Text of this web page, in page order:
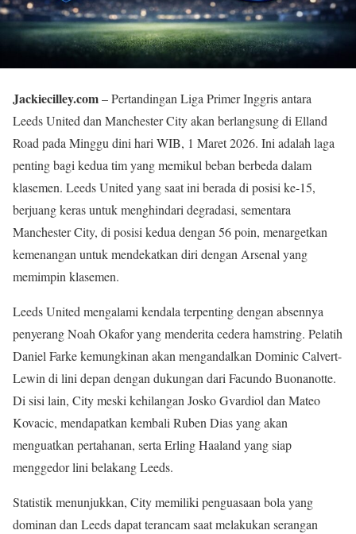
Jackiecilley.com– Pertandingan Liga Primer Inggris antara
Leeds United dan Manchester City akan berlangsung di Elland
Road pada Minggu dini hari WIB, 1 Maret 2026. Ini adalah laga
penting bagi kedua tim yang memikul beban berbeda dalam
klasemen. Leeds United yang saat ini berada di posisi ke-15,
berjuang keras untuk menghindari degradasi, sementara
Manchester City, di posisi kedua dengan 56 poin, menargetkan
kemenangan untuk mendekatkan diri dengan Arsenal yang
memimpin klasemen.
Leeds United mengalami kendala terpenting dengan absennya
penyerang Noah Okafor yang menderita cedera hamstring. Pelatih
Daniel Farke kemungkinan akan mengandalkan Dominic Calvert-
Lewin di lini depan dengan dukungan dari Facundo Buonanotte.
Di sisi lain, City meski kehilangan Josko Gvardiol dan Mateo
Kovacic, mendapatkan kembali Ruben Dias yang akan
menguatkan pertahanan, serta Erling Haaland yang siap
menggedor lini belakang Leeds.
Statistik menunjukkan, City memiliki penguasaan bola yang
dominan dan Leeds dapat terancam saat melakukan serangan